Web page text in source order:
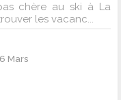
chère au ski à La
les vacanc...
Mars